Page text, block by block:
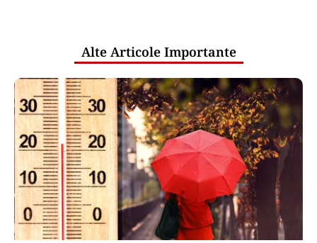
Alte Articole Importante